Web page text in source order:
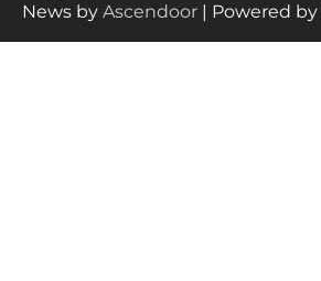
News by Ascendoor | Powered by